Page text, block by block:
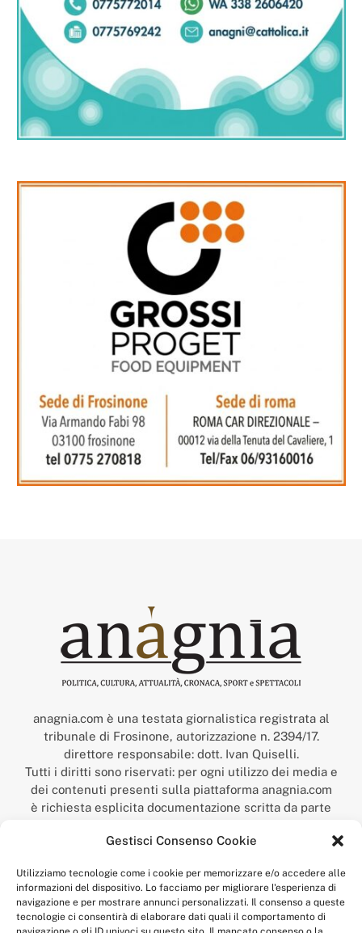
Gestisci Consenso Cookie
Utilizziamo tecnologie come i cookie per memorizzare e/o accedere alle
informazioni del dispositivo. Lo facciamo per migliorare l'esperienza di
navigazione e per mostrare annunci personalizzati. Il consenso a queste
tecnologie ci consentirà di elaborare dati quali il comportamento di
anagnia.com è una testata giornalistica registrata al
tribunale di Frosinone, autorizzazione n. 2394/17.
direttore responsabile: dott. Ivan Quiselli.
Tutti i diritti sono riservati: per ogni utilizzo dei media e
dei contenuti presenti sulla piattaforma anagnia.com
è richiesta esplicita documentazione scritta da parte
“Anagnia” è un marchio registrato presso l’Ufficio Italiano
Economico,
num. registrazione: 302017000014044 del 9 febbraio 2017.
Per contatti:redazione@anagnia.com